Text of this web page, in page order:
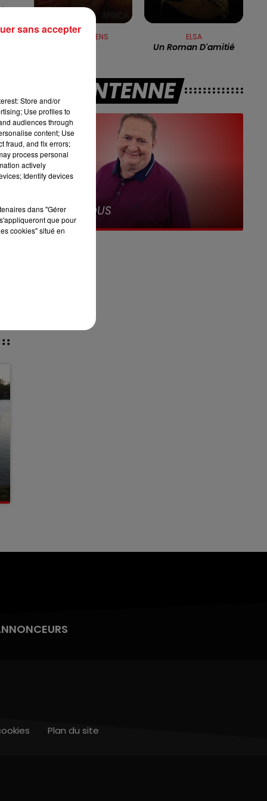
7h00 - 10h00
DEBOUT C'EST L'HEURE
ROSE LAURENS ELSA
Un Roman D'amitié
A L'ANTENNE
13h00 - 16h00
Les Après-midi
Plan du site
Store and/or
Use profiles to
audiences through
content; Use
fraud, and fix errors;
process personal
actively
Identify devices
dans "Gérer
que pour
cookies" situé en
sans accepter